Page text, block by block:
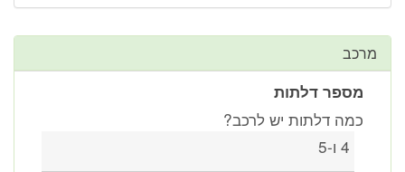
מרכב
מספר דלתות
כמה דלתות יש לרכב?
4 ו-5